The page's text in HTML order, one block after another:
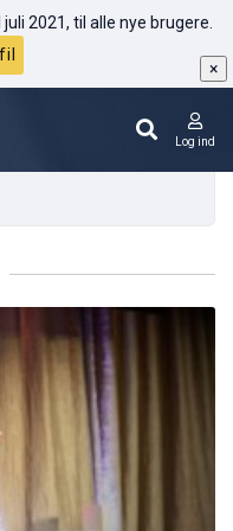
2021, til alle nye brugere.
×
Log ind